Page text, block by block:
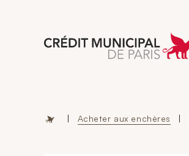
| Acheter aux enchères |